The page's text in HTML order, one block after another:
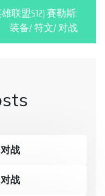
联盟S12] 賽勒斯:
装备/ 符文/ 对战
战
战